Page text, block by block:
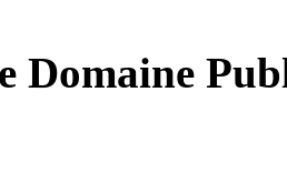
Domaine